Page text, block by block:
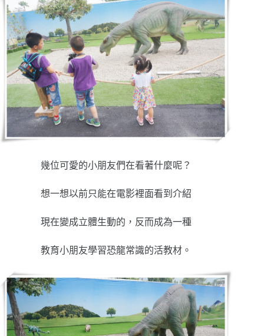
幾位可愛的小朋友們在看著什麼呢？
想一想以前只能在電影裡面看到介紹
現在變成立體生動的，反而成為一種
教育小朋友學習恐龍常識的活教材。